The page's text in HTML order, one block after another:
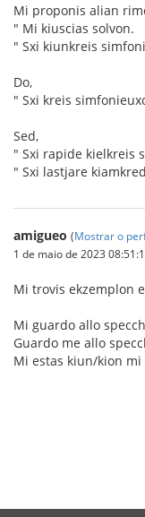
Mi proponis alian
" Mi kiuscias solvon.
" Sxi kiunkreis
Do,
" Sxi kreis
Sed,
" Sxi rapide kielkreis
" Sxi lastjare
amigueo (Mostrar o
1 de maio de 2023
Mi trovis ekzemplon
Mi guardo allo
Guardo me allo
Mi estas kiun/kion